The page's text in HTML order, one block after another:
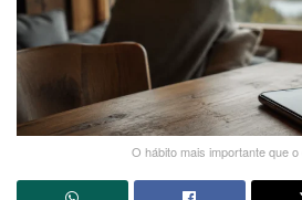
O hábito mais importante que